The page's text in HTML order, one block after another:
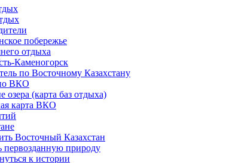
побережье
отдыха
Каменогорск
по Восточному Казахстану
ВКО
озера (карта баз отдыха)
карта ВКО
Восточный Казахстан
первозданную природу
к истории